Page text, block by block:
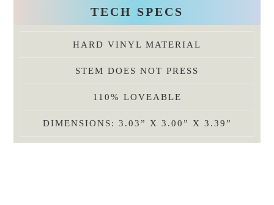
TECH SPECS
HARD VINYL MATERIAL
STEM DOES NOT PRESS
110% LOVEABLE
DIMENSIONS: 3.03” X 3.00” X 3.39”